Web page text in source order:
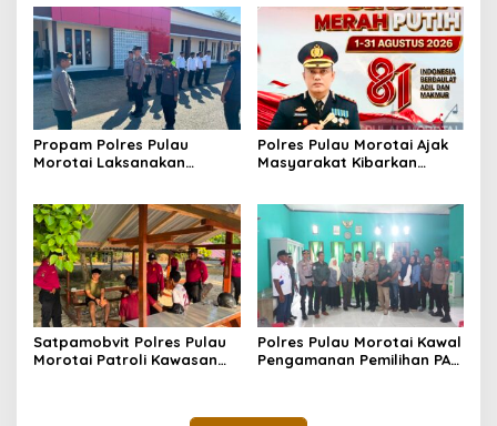
Personel Berintegritas
Mendapat Pelayanan
Optimal
Propam Polres Pulau
Morotai Laksanakan
Apel Serah Terima Piket
Fungsi
Polres Pulau Morotai Ajak
Masyarakat Kibarkan
Kemerdekaan
Satpamobvit Polres Pulau
Morotai Patroli Kawasan
Polres Pulau Morotai Kawal
Pengamanan Pemilihan PAW